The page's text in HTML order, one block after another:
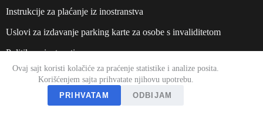
Ovaj sajt koristi kolačiće za praćenje statistike i analize posita.
Korišćenjem sajta prihvatate njihovu upotrebu.
PRIHVATAM
ODBIJAM
Instrukcije za plaćanje iz inostranstva
Uslovi za izdavanje parking karte za osobe s invaliditetom
Politika privatnosti
Veb sajt:suparking.rs
Način plaćanjaRadno vrime